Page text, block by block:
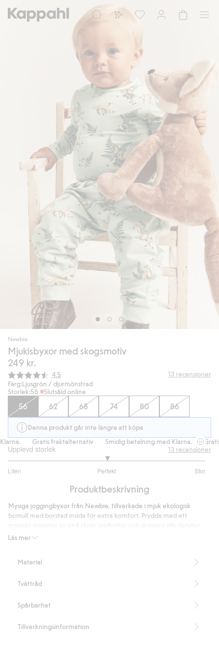
Newbie
Mjukisbyxor med skogsmotiv
249 kr.
Snittbetyg:
4.5 13 recensioner
Färg:Ljusgrön / djurmönstrad
Storlek:56 Slutsåld online
56 62 68 74 80 86
Denna produkt går inte längre att köpa
Gratis fraktalternativ Smidig betalning med Klarna. Gratis
Upplevd storlek
Liten Perfekt Stor
utav
8
betyg
13 recensioner
Produktbeskrivning
Läs mer
Mysiga joggingbyxor från Newbie, tillverkade i mjuk ekologisk
bomull med borstad insida för extra komfort. Prydda med ett
Elastisk midja med funktionell dragsko som ger en bekväm passform,
Innehåller 100% ekologisk bomull.
Organic cotton- GOTS
Material
Tvättråd
Spårbarhet
Tillverkningsinformation